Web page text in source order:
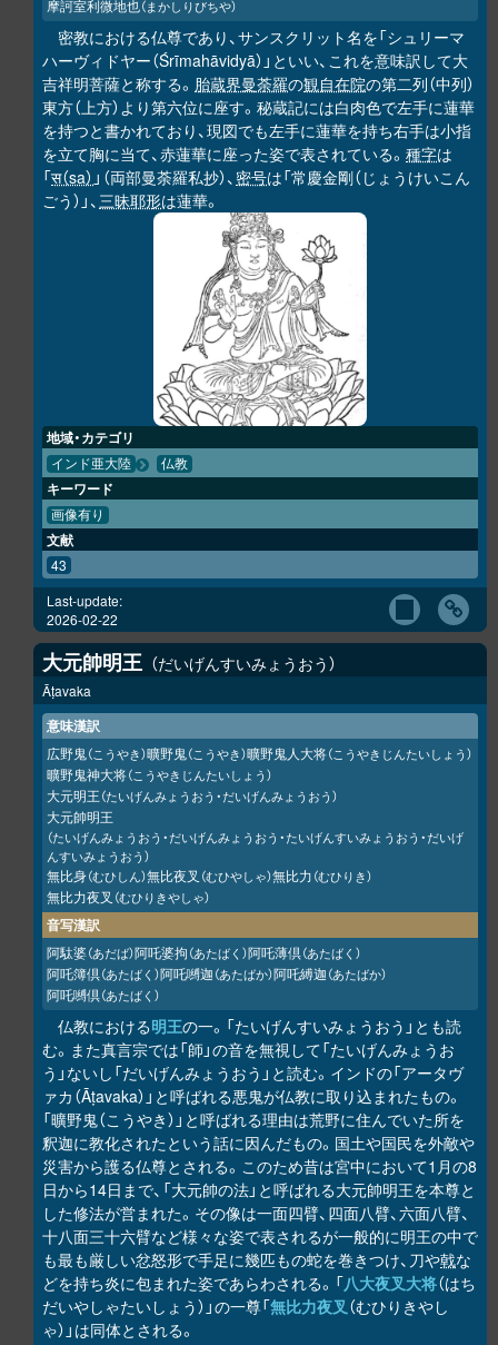
摩訶室利微地也（まかしりびちや）
密教における仏尊であり、サンスクリット名を「シュリーマ
ハーヴィドヤー（Śrīmahāvidyā）」といい、これを意味訳して大
吉祥明菩薩と称する。 胎蔵界曼荼羅の観自在院の第二列（中列）
東方（上方）より第六位に座す。秘蔵記には白肉色で左手に蓮華
を持つと書かれており、現図でも左手に蓮華を持ち右手は小指
を立て胸に当て、赤蓮華に座った姿で表されている。 種字は
「स（sa） 」（両部曼荼羅私抄）、 密号は「常慶金剛（じょうけいこん
ごう）」、三昧耶形は蓮華。
地域・カテゴリ
インド亜大陸 仏教
キーワード
画像有り
文献
43
Last-update:
2026-02-22
大元帥明王 だいげんすいみょうおう
Āṭavaka
意味漢訳
広野鬼（こうやき）曠野鬼（こうやき）曠野鬼人大将（こうやきじんたいしょう）
曠野鬼神大将（こうやきじんたいしょう）
大元明王（たいげんみょうおう・だいげんみょうおう）
大元帥明王
（たいげんみょうおう・だいげんみょうおう・たいげんすいみょうおう・だいげ
んすいみょうおう）
無比身（むひしん）無比夜叉 （むひやしゃ）無比力（むひりき）
無比力夜叉 （むひりきやしゃ）
音写漢訳
阿駄婆（あだば）阿吒婆拘（あたばく）阿吒薄倶（あたばく）
阿吒簿倶（あたばく）阿吒嚩迦（あたばか）阿吒縛迦（あたばか）
阿吒嚩倶（あたばく）
仏教における明王の一。「たいげんすいみょうおう」とも読
む。また真言宗では「師」の音を無視して「たいげんみょうお
う」ないし「だいげんみょうおう」と読む。インドの「アータヴ
ァカ（Āṭavaka）」と呼ばれる悪鬼が仏教に取り込まれたもの。
「曠野鬼（こうやき）」と呼ばれる理由は荒野に住んでいた所を
釈迦に教化されたという話に因んだもの。国土や国民を外敵や
災害から護る仏尊とされる。このため昔は宮中において1月の8
日から14日まで、「大元帥の法」と呼ばれる大元帥明王を本尊と
した修法が営まれた。その像は一面四臂、四面八臂、六面八臂、
十八面三十六臂など様々な姿で表されるが一般的に明王の中で
も最も厳しい忿怒形で手足に幾匹もの蛇を巻きつけ、刀や戟な
どを持ち炎に包まれた姿であらわされる。「八大夜叉大将（はち
だいやしゃたいしょう）」の一尊「無比力夜叉（むひりきやし
ゃ）」は同体とされる。